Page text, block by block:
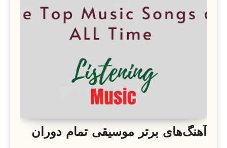
آهنگ‌های برتر موسیقی تمام دوران